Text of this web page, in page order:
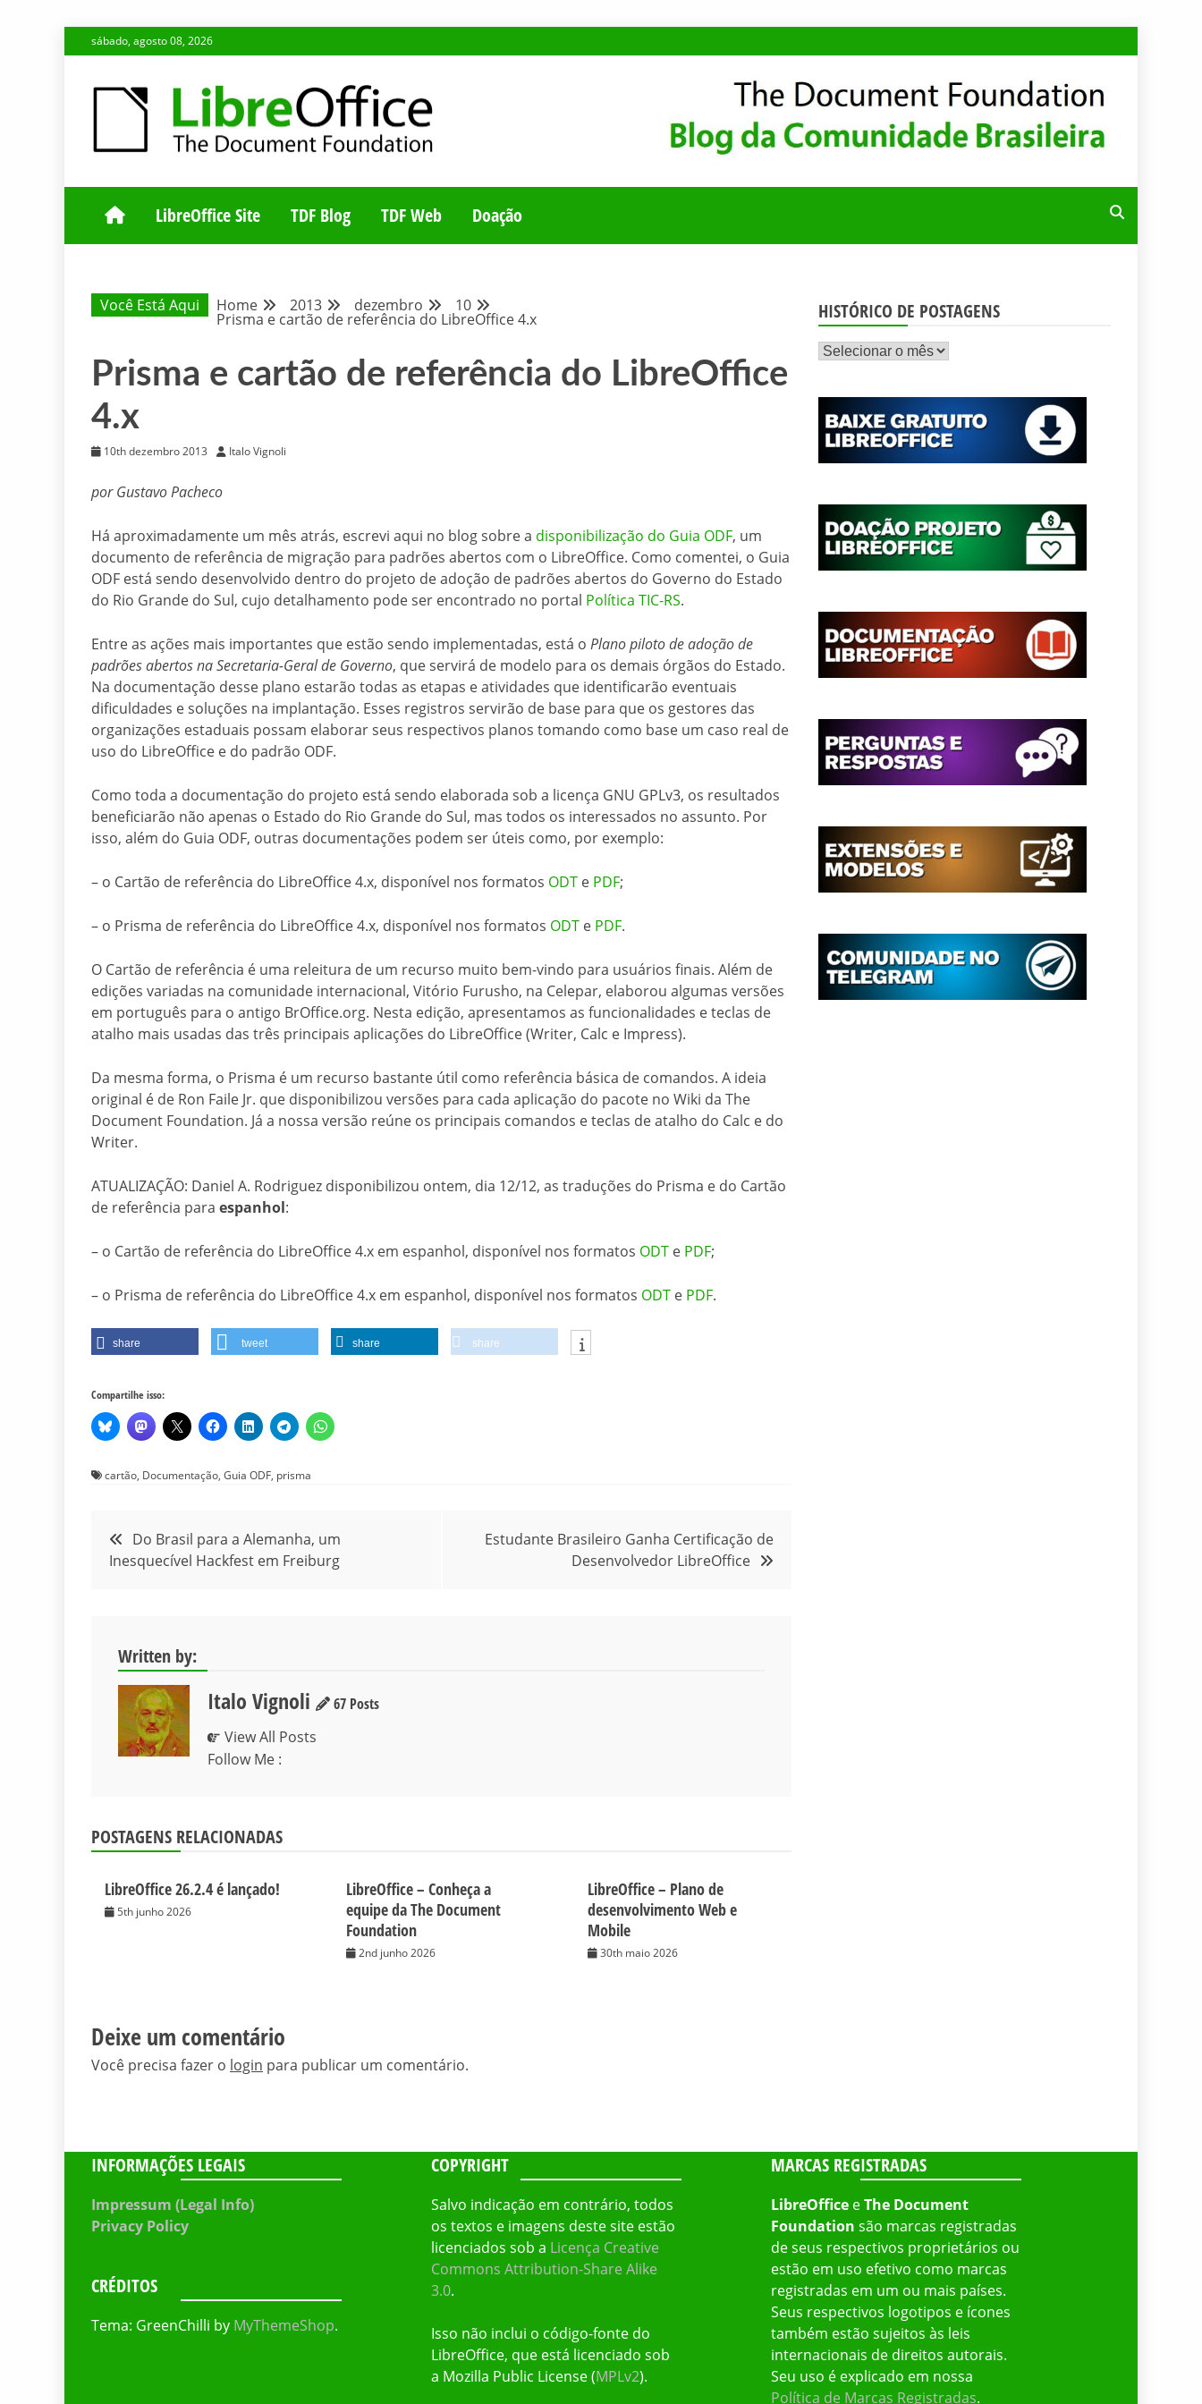
to
sábado, agosto 08, 2026
BLOG DA COMUNIDADE BRASILEIRA
LibreOffice Site TDF Blog TDF Web Doação
Você Está Aqui Home 2013 dezembro 10
Prisma e cartão de referência do LibreOffice 4.x
Prisma e cartão de referência do LibreOffice
4.x
10th dezembro 2013 Italo Vignoli
por Gustavo Pacheco
Há aproximadamente um mês atrás, escrevi aqui no blog sobre a disponibilização do Guia ODF, um
documento de referência de migração para padrões abertos com o LibreOffice. Como comentei, o Guia
ODF está sendo desenvolvido dentro do projeto de adoção de padrões abertos do Governo do Estado
do Rio Grande do Sul, cujo detalhamento pode ser encontrado no portal Política TIC-RS.
Entre as ações mais importantes que estão sendo implementadas, está o Plano piloto de adoção de
padrões abertos na Secretaria-Geral de Governo, que servirá de modelo para os demais órgãos do Estado.
Na documentação desse plano estarão todas as etapas e atividades que identificarão eventuais
dificuldades e soluções na implantação. Esses registros servirão de base para que os gestores das
organizações estaduais possam elaborar seus respectivos planos tomando como base um caso real de
uso do LibreOffice e do padrão ODF.
Como toda a documentação do projeto está sendo elaborada sob a licença GNU GPLv3, os resultados
beneficiarão não apenas o Estado do Rio Grande do Sul, mas todos os interessados no assunto. Por
isso, além do Guia ODF, outras documentações podem ser úteis como, por exemplo:
– o Cartão de referência do LibreOffice 4.x, disponível nos formatos ODT e PDF;
– o Prisma de referência do LibreOffice 4.x, disponível nos formatos ODT e PDF.
O Cartão de referência é uma releitura de um recurso muito bem-vindo para usuários finais. Além de
edições variadas na comunidade internacional, Vitório Furusho, na Celepar, elaborou algumas versões
em português para o antigo BrOffice.org. Nesta edição, apresentamos as funcionalidades e teclas de
atalho mais usadas das três principais aplicações do LibreOffice (Writer, Calc e Impress).
Da mesma forma, o Prisma é um recurso bastante útil como referência básica de comandos. A ideia
original é de Ron Faile Jr. que disponibilizou versões para cada aplicação do pacote no Wiki da The
Document Foundation. Já a nossa versão reúne os principais comandos e teclas de atalho do Calc e do
Writer.
ATUALIZAÇÃO: Daniel A. Rodriguez disponibilizou ontem, dia 12/12, as traduções do Prisma e do Cartão
de referência para espanhol:
– o Cartão de referência do LibreOffice 4.x em espanhol, disponível nos formatos ODT e PDF;
– o Prisma de referência do LibreOffice 4.x em espanhol, disponível nos formatos ODT e PDF.
share tweet share share
Compartilhe isso:
cartão, Documentação, Guia ODF, prisma
Navegação
de
Do Brasil para a Alemanha, um
Inesquecível Hackfest em Freiburg
Estudante Brasileiro Ganha Certificação de
Desenvolvedor LibreOffice
Written by:
Italo Vignoli
67 Posts
View All Posts
Follow Me :
POSTAGENS RELACIONADAS
LibreOffice 26.2.4 é lançado!
5th junho 2026
LibreOffice – Conheça a
equipe da The Document
Foundation
2nd junho 2026
LibreOffice – Plano de
desenvolvimento Web e
Mobile
30th maio 2026
Deixe um comentário
Você precisa fazer o login para publicar um comentário.
HISTÓRICO DE POSTAGENS
Histórico
postagens
INFORMAÇÕES LEGAIS
Impressum (Legal Info)
Privacy Policy
CRÉDITOS
Tema: GreenChilli by MyThemeShop.
COPYRIGHT
Salvo indicação em contrário, todos
os textos e imagens deste site estão
licenciados sob a Licença Creative
Commons Attribution-Share Alike
3.0.
Isso não inclui o código-fonte do
LibreOffice, que está licenciado sob
a Mozilla Public License (MPLv2).
MARCAS REGISTRADAS
LibreOfficeeThe Document
Foundation são marcas registradas
de seus respectivos proprietários ou
estão em uso efetivo como marcas
registradas em um ou mais países.
Seus respectivos logotipos e ícones
também estão sujeitos às leis
internacionais de direitos autorais.
Seu uso é explicado em nossa
Política de Marcas Registradas.